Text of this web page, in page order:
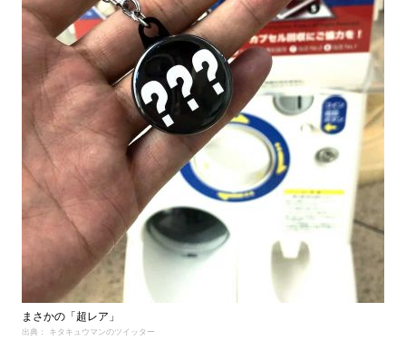
まさかの「超レア」
出典： キタキュウマンのツイッター